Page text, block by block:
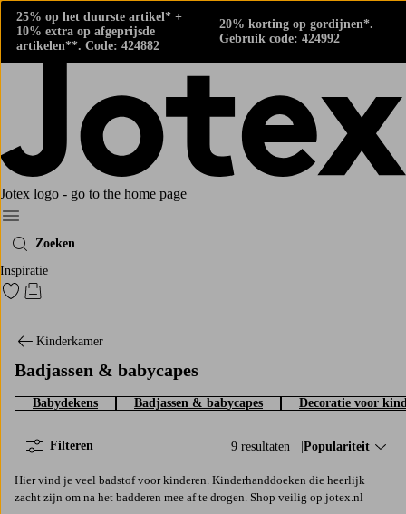
25% op het duurste artikel* +
10% extra op afgeprijsde
artikelen**. Code: 424882
20% korting op gordijnen*.
Gebruik code: 424992
Jotex logo - go to the home page
Menu
Zoeken
Inspiratie
Ga naar favoriet gemarkeerde producten
Go to checkout
Kinderkamer
Badjassen & babycapes
Babydekens Badjassen & babycapes Decoratie voor
9 resultaten Sorteer op:
Populariteit
Filteren
Hier vind je veel badstof voor kinderen. Kinderhanddoeken die heerlijk
zacht zijn om na het badderen mee af te drogen. Shop veilig op jotex.nl